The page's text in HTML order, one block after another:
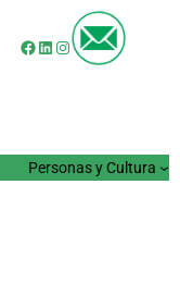
Facebook
LinkedIn
Instagram
Personas y Cultura